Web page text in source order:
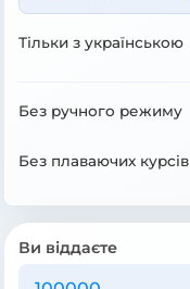
Тільки з українською
Без ручного режиму
Без плаваючих курсів
Ви віддаєте